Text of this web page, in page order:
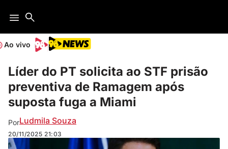
Ao vivo
Líder do PT solicita ao STF prisão
preventiva de Ramagem após
suposta fuga a Miami
PorLudmila Souza
20/11/2025 21:03